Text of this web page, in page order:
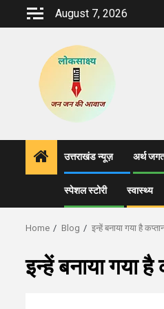
August 7, 2026
उत्तराखंड न्यूज़ अर्थ
स्पेशल स्टोरी स्वास्थ्य
Home Blog इन्हें बनाया गया है
इन्हें बनाया गया है